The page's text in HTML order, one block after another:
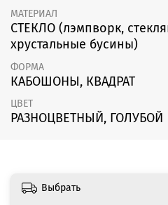
МАТЕРИАЛ
СТЕКЛО (лэмпворк,
хрустальные бусины)
ФОРМА
КАБОШОНЫ, КВАДРАТ
ЦВЕТ
РАЗНОЦВЕТНЫЙ, ГОЛУБОЙ
Выбрать